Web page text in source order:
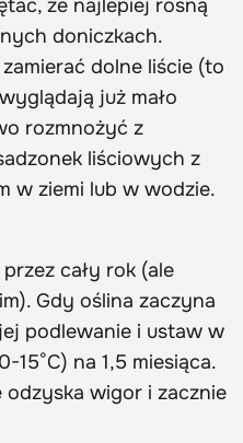
że najlepiej rosną
doniczkach.
dolne liście (to
już mało
rozmnożyć z
liściowych z
w ziemi lub w wodzie.
cały rok (ale
Gdy oślina zaczyna
podlewanie i ustaw w
15°C) na 1,5 miesiąca.
odzyska wigor i zacznie